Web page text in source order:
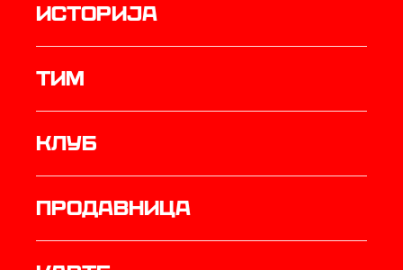
историја
ТИМ
Клуб
продавница